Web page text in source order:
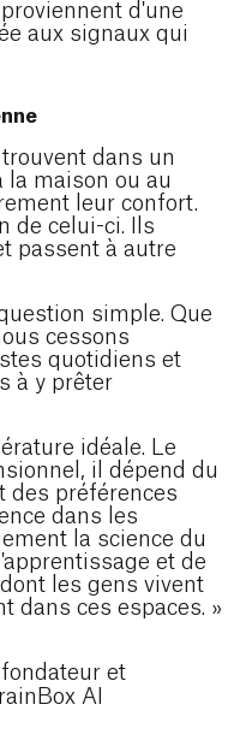
d'une
aux signaux qui
dans un
la maison ou au
leur confort.
de celui-ci. Ils
passent à autre
simple. Que
cessons
quotidiens et
à y prêter
idéale. Le
il dépend du
des préférences
dans les
la science du
et de
les gens vivent
dans ces espaces. »
et
AI